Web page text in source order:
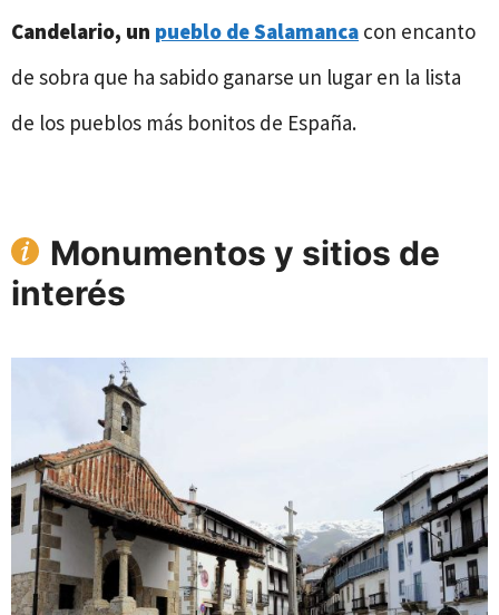
Candelario, un pueblo de Salamanca con encanto
de sobra que ha sabido ganarse un lugar en la lista
de los pueblos más bonitos de España.
Monumentos y sitios de
interés